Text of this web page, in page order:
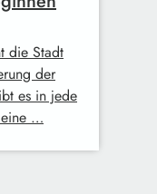
die Stadt
der
es in jede
eine …